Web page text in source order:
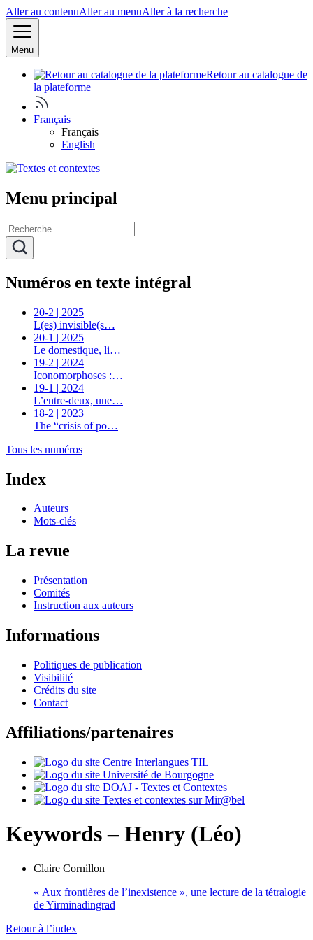
Aller au contenuAller au menuAller à la recherche
Menu
Retour au catalogue de
la plateforme
Français
Français
English
Menu principal
Numéros en texte intégral
20-2 | 2025
L(es) invisible(s…
20-1 | 2025
Le domestique, li…
19-2 | 2024
Iconomorphoses :…
19-1 | 2024
L’entre-deux, une…
18-2 | 2023
The “crisis of po…
Tous les numéros
Index
Auteurs
Mots-clés
La revue
Présentation
Comités
Instruction aux auteurs
Informations
Politiques de publication
Visibilité
Crédits du site
Contact
Affiliations/partenaires
Keywords – Henry (Léo)
Claire Cornillon
« Aux frontières de l’inexistence », une lecture de la tétralogie
de Yirminadingrad
Retour à l’index